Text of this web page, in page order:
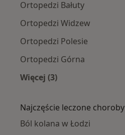
Ortopedzi Bałuty
Ortopedzi Widzew
Ortopedzi Polesie
Ortopedzi Górna
Więcej (3)
Najczęście leczone choroby
Ból kolana w Łodzi